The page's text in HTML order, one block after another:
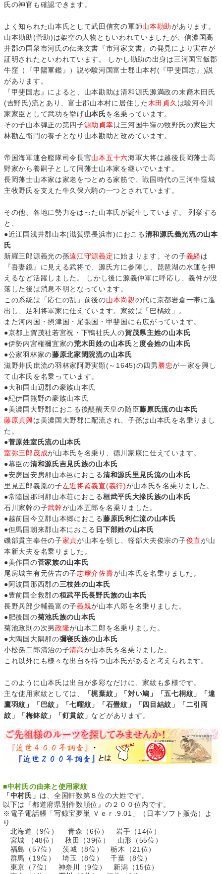
氏の神官も確認できます。
よく知られた山本氏として武田信玄の軍師山本勘助があります。
山本勘助(菅助)は架空の人物ともいわれていましたが、信濃国高
井郡の国衆市河氏の伝来文書『市河家文書』の発見により実在が
証明されたといわれています。 しかし勘助の出身は三河国宝飯郡
牛窪（『甲陽軍鑑』）説や駿河国富士郡山本村(『甲斐国志』)説
があります。
『甲斐国志』によると、山本勘助は清和源氏源満政の末裔木田氏
(吉野氏)流とあり、富士郡山本村に居住した木田貞久 は駿河今川
家家臣として武功を挙げ山本氏を名乗っています。
その子山本弾正の第四子源助貞幸は三河国牛窪の牧野氏の家臣大
林勘左衛門の養子となり山本勘助と改めています。
帝国海軍連合艦隊司令長官山本五十六海軍大将は越後長岡藩士高
野家から養嗣子として同藩士山本家を継いでいます。
長岡藩士山本家は家老をつとめる家筋で、戦国時代の三河牛窪城
主牧野氏を支えた牛久保六騎の一つとされています。
その他、各地に勢力をはった山本氏が誕生しています。 列挙する
と、
●近江国浅井郡山本(滋賀県長浜市)におこる清和源氏義光流の山本
氏
新羅三郎源義光の孫遠江守源義定に始まります。その子義経は
『吾妻鏡』に見える武将で、源氏方に参陣し、琵琶湖の水運を押
えるなど活躍しました。 しかし後に源義仲軍に呼応し、義仲が没
落した後は消息不明となっています。
この系統は「応仁の乱」前後の山本尚親の代に京都岩倉一帯に進
出し、足利将軍家に仕えています。家紋は「巴橘紋」。
また河内国・摂津国・尾張国・甲斐国にも広がっています。
●京都上賀茂社若宮祝・下鴨社氏人の賀茂県主姓の山本氏
●伊勢内宮権禰宜家の荒木田姓の山本氏と 度会姓の山本氏
●公家羽林家の藤原北家閑院流の山本氏
滋野井氏庶流の羽林家阿野実顕(～1645)の四男 勝忠が一家を興し
て山本氏を名乗っています。
●大和国山辺郡の豪族山本氏
●紀伊国熊野の豪族山本氏
●美濃国大野郡におこる後醍醐天皇の随臣藤原氏流の山本氏
藤原貞興は美濃国大野郡に配流され、子孫は山本氏を名乗りまし
た。
●菅原姓室氏流の山本氏
室弥三郎茂成が山本氏を名乗り、徳川家康に仕えています。
●幕臣の清和源氏吉見氏族の山本氏
●安房国安房郡山本邑におこる清和源氏里見氏流の山本氏
里見五郎義胤の子左近将監義宣(義行)が山本氏を名乗りました。
●常陸国那珂郡山本荘におこる桓武平氏大掾氏族の山本氏
石川家幹の子武幹が山本五郎を名乗りました。
●越前国今立郡山本郷におこる藤原氏利仁流の山本氏
●但馬国朝来郡山本におこる 日下部姓の山本氏
磯部貫主奉任の子家貞が山本を領し、軽部大夫俊宗の子俊直が山
本新大夫を名乗りました。
●美作国の菅家族の山本氏
尾房城主有元佐吉の子志摩介佐壽が山本氏を名乗りました。
●阿波国那西郡の三枝姓の山本氏
●豊前国企救郡の桓武平氏長野氏族の山本氏
長野兵部少輔義富の子義親が山本八郎を名乗りました。
●肥後国の菊池氏族の山本氏
菊池政則の次男政隆が山本二郎を名乗りました。
●大隅国大隅郡の彌寝氏族の山本氏
小松孫二郎清治の子清高が山本氏を名乗りました。
これ以外にも様々な出自を持つ山本氏があると考えられます。
このように山本氏は出自が多彩なだけに、家紋も多様です。
主な使用家紋としては、
「梶葉紋」「対い鳩」「五七桐紋」「違
鷹羽紋」「巴紋」「七曜紋」「石畳紋」「四目結紋」「二引両
紋」「梅鉢紋」「釘貫紋」 などがあります。
■中村氏の由来と使用家紋
「中村氏」 は、全国軒数第８位の大姓です。
以下は『都道府県別件数順位』の２００位内です。
※電子電話帳「写録宝夢巣 Ｖｅｒ.9.01」（日本ソフト販売）よ
り
北海道（9位） 青森（6位） 岩手（14位）
宮城 （48位） 秋田（39位） 山形（55位）
福島（57位） 茨城（8位） 栃木（21位）
群馬（19位） 埼玉（8位） 千葉（8位）
東京（7位） 神奈川（9位） 新潟（15位）